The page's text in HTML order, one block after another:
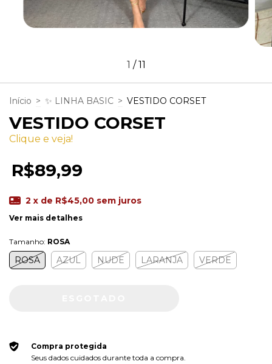
1 /11
Início > ✨ LINHA BASIC > VESTIDO CORSET
VESTIDO CORSET
Clique e veja!
R$89,99
2 x de R$45,00 sem juros
Ver mais detalhes
Tamanho: ROSA
ROSA AZUL NUDE LARANJA VERDE
Compra protegida
Seus dados cuidados durante toda a compra.